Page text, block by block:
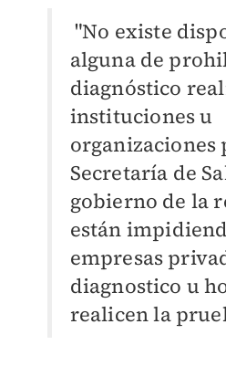
"No existe
alguna de
diagnóstico
instituciones u
organizaciones
Secretaría de
gobierno de la
están
empresas
diagnostico u
realicen la